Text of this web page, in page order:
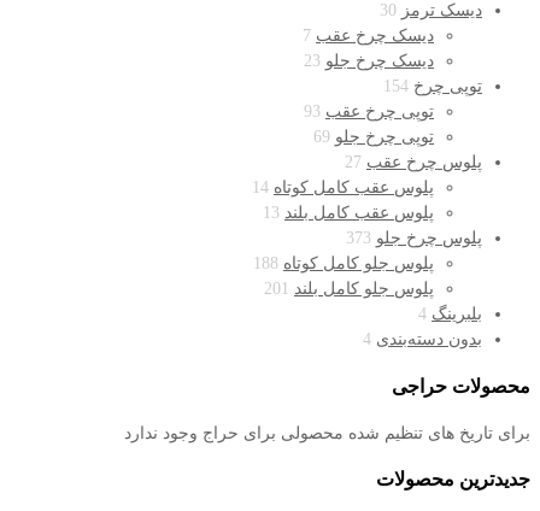
دیسک ترمز 30
دیسک چرخ عقب 7
دیسک چرخ جلو 23
توپی چرخ 154
توپی چرخ عقب 93
توپی چرخ جلو 69
پلوس چرخ عقب 27
پلوس عقب کامل کوتاه 14
پلوس عقب کامل بلند 13
پلوس چرخ جلو 373
پلوس جلو کامل کوتاه 188
پلوس جلو کامل بلند 201
بلبرینگ 4
بدون دسته‌بندی 4
محصولات حراجی
برای تاریخ های تنظیم شده محصولی برای حراج وجود ندارد
جدیدترین محصولات